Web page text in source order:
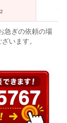
急ぎの依頼の場
います。